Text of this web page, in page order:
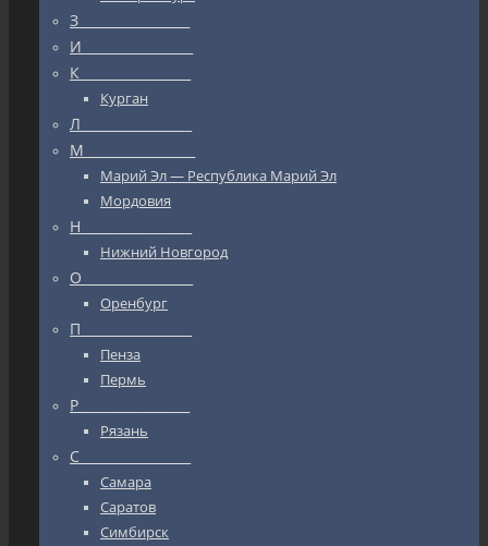
З_________________
И_________________
К_________________
Курган
Л_________________
М_________________
Марий Эл — Республика Марий Эл
Мордовия
Н_________________
Нижний Новгород
О_________________
Оренбург
П_________________
Пенза
Пермь
Р_________________
Рязань
С_________________
Самара
Саратов
Симбирск